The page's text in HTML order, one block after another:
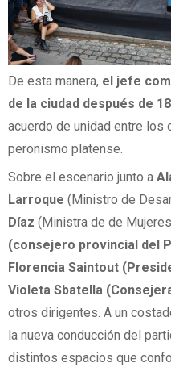
De esta manera, el jefe
de la ciudad después de
acuerdo de unidad entre los
peronismo platense.
Sobre el escenario junto a
Larroque (Ministro de
Díaz (Ministra de de
(consejero provincial del
Florencia Saintout
Violeta Sbatella
otros dirigentes. A un
la nueva conducción del
distintos espacios que